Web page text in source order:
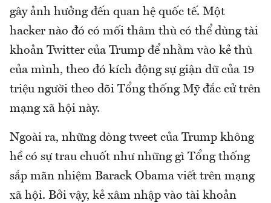
gây ảnh hưởng đến quan hệ quốc tế. Một
hacker nào đó có mối thâm thù có thể dùng tài
khoản Twitter của Trump để nhằm vào kẻ thù
của mình, theo đó kích động sự giận dữ của 19
triệu người theo dõi Tổng thống Mỹ đắc cử trên
mạng xã hội này.
Ngoài ra, những dòng tweet của Trump không
hề có sự trau chuốt như những gì Tổng thống
sắp mãn nhiệm Barack Obama viết trên mạng
xã hội. Bởi vậy, kẻ xâm nhập vào tài khoản